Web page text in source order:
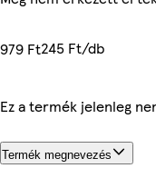
979 Ft245 Ft/db
Ez a termék jelenleg
Termék megnevezés